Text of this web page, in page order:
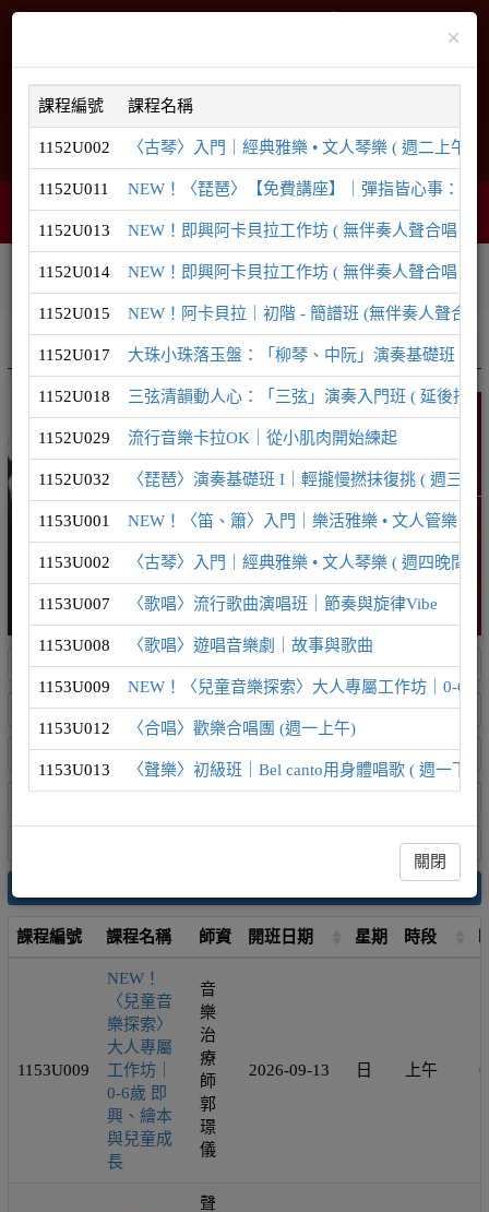
English 網站導覽
網頁選單
購物車 0
智能客服
學員登入
課程系列
相關連結
推廣課程 音樂系列
音樂
課程編號 課程名稱 師資 開班日期 星期 時段
1153U009
NEW！
〈兒童音
樂探索〉
大人專屬
工作坊｜
0-6歲 即
興、繪本
與兒童成
長
音
樂
治
療
師
郭
璟
儀
2026-09-13 日 上午 6
聲
×
課程編號 課程名稱
1152U002 〈古琴〉入門｜經典雅樂 • 文人琴樂 ( 週二上午
1152U011 NEW！〈琵琶〉【免費講座】｜彈指皆心事：為
1152U013 NEW！即興阿卡貝拉工作坊 ( 無伴奏人聲合唱｜
1152U014 NEW！即興阿卡貝拉工作坊 ( 無伴奏人聲合唱｜
1152U015 NEW！阿卡貝拉｜初階 - 簡譜班 (無伴奏人聲合唱)
1152U017 大珠小珠落玉盤：「柳琴、中阮」演奏基礎班 (
1152U018 三弦清韻動人心：「三弦」演奏入門班 ( 延後招
1152U029 流行音樂卡拉OK｜從小肌肉開始練起
1152U032 〈琵琶〉演奏基礎班 I｜輕攏慢撚抹復挑 ( 週三
1153U001 NEW！〈笛、簫〉入門｜樂活雅樂 • 文人管樂 (
1153U002 〈古琴〉入門｜經典雅樂 • 文人琴樂 ( 週四晚間 )
1153U007 〈歌唱〉流行歌曲演唱班｜節奏與旋律Vibe
1153U008 〈歌唱〉遊唱音樂劇｜故事與歌曲
1153U009 NEW！〈兒童音樂探索〉大人專屬工作坊｜0-6
1153U012 〈合唱〉歡樂合唱團 (週一上午)
1153U013 〈聲樂〉初級班｜Bel canto用身體唱歌 ( 週一下午
關閉